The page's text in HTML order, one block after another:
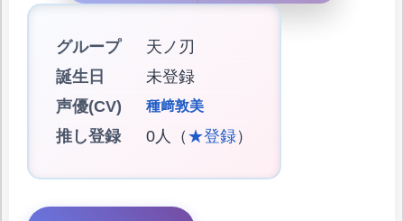
グループ
天ノ刃
誕生日
未登録
声優(CV)
種﨑敦美
推し登録 0人（ ★登録）